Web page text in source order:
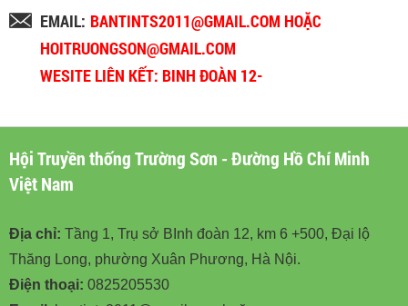
EMAIL: BANTINTS2011@GMAIL.COM HOẶC
HOITRUONGSON@GMAIL.COM
WESITE LIÊN KẾT: BINH ĐOÀN 12-
Hội Truyền thống Trường Sơn - Đường Hồ Chí Minh
Việt Nam
Địa chỉ: Tầng 1, Trụ sở BInh đoàn 12, km 6 +500, Đại lộ
Thăng Long, phường Xuân Phương, Hà Nội.
Điện thoại: 0825205530